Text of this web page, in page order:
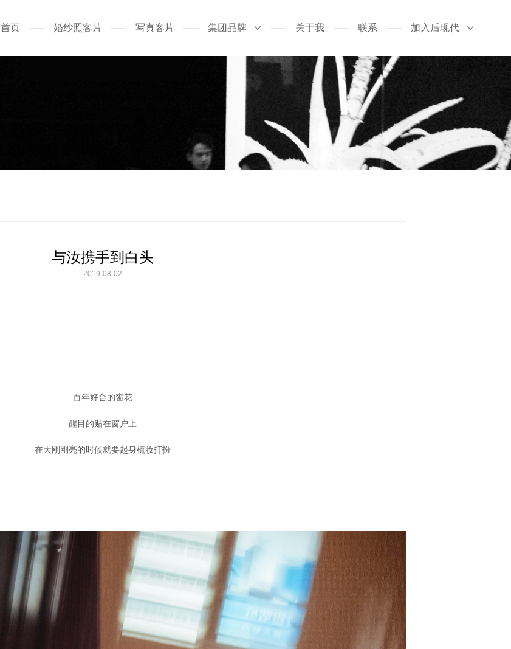
首页 婚纱照客片 写真客片 集团品牌 关于我 联系 加入后现代
与汝携手到白头
2019-08-02
百年好合的窗花
醒目的贴在窗户上
在天刚刚亮的时候就要起身梳妆打扮